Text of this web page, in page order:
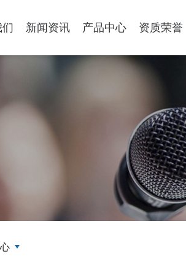
新闻资讯 产品中心 资质荣誉